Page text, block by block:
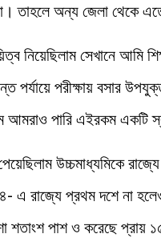
তাহলে অন্য জেলা থেকে
নিয়েছিলাম সেখানে আমি
পর্যায়ে পরীক্ষায় বসার
আমরাও পারি এইরকম
উচ্চমাধ্যমিকে
এ রাজ্যে প্রথম দশে না
পাশ ও করেছে প্রায়